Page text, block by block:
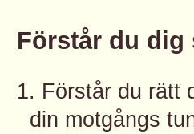
Förstår du dig
1. Förstår du rätt
din motgångs